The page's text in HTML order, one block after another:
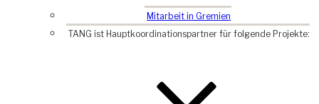
Mitarbeit in Gremien
TANG ist Hauptkoordinationspartner für folgende Projekte: